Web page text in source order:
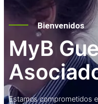
Bienvenidos
MyB
Estamos comprometidos